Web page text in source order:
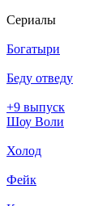
Се­риа­лы
Богатыри
Беду отведу
+9 выпуск
Шоу Воли
Холод
Фейк